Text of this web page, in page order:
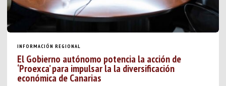
INFORMACIÓN REGIONAL
El Gobierno autónomo potencia la acción de
‘Proexca’ para impulsar la la diversificación
económica de Canarias